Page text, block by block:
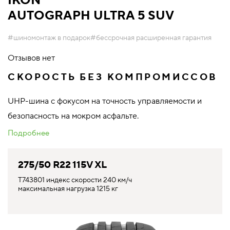
AUTOGRAPH ULTRA 5 SUV
#шиномонтаж в подарок#бессрочная расширенная гарантия
Отзывов нет
СКОРОСТЬ БЕЗ КОМПРОМИССОВ
UHP-шина с фокусом на точность управляемости и
безопасность на мокром асфальте.
Подробнее
275/50 R22 115V XL
T743801 индекс скорости 240 км/ч
максимальная нагрузка 1215 кг